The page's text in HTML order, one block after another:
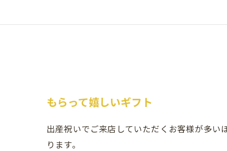
もらって嬉しいギフト
出産祝いでご来店していただくお客様が多い
ります。